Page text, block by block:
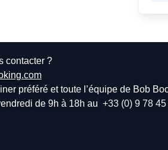
contacter ?
préféré et toute l’équipe de Bob
de 9h à 18h au +33 (0) 9 78